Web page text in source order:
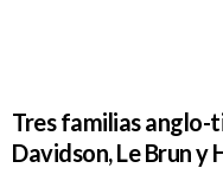
Tres familias anglo-
Davidson, Le Brun y